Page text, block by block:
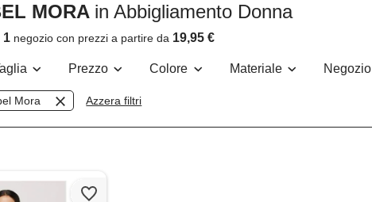
MORA in Abbigliamento Donna
1 negoziocon prezzi a partire da 19,95 €
Prezzo Colore Materiale Negozio
Mora Azzera filtri